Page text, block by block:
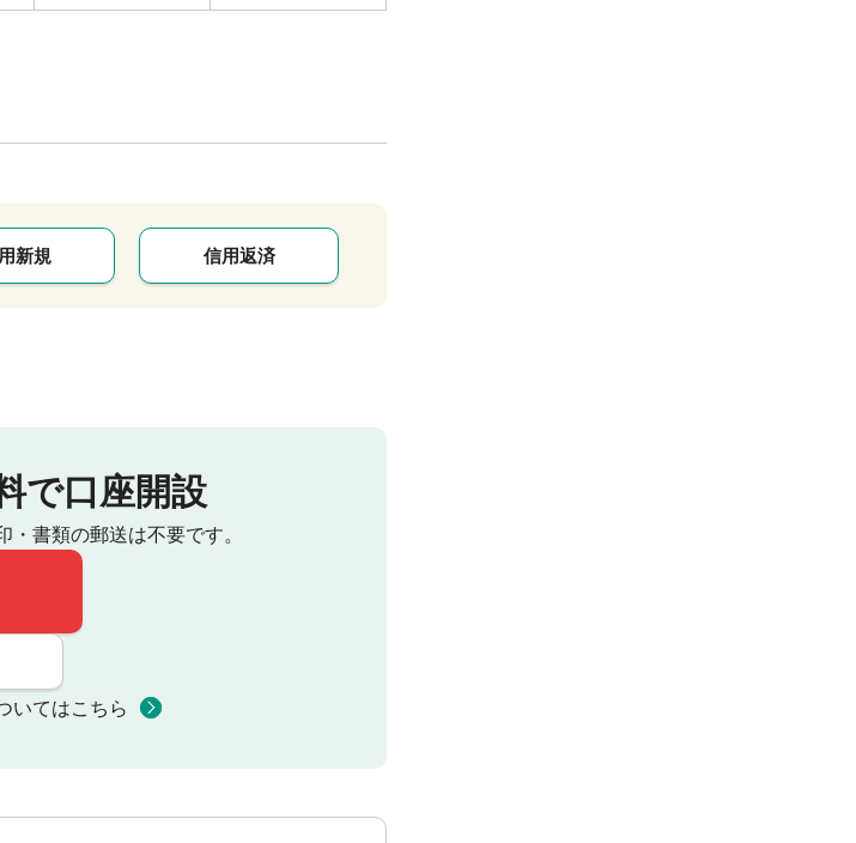
新規 信用返済
で口座開設
・書類の郵送は不要です。
いてはこちら